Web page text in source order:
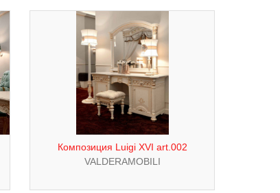
Композиция Luigi XVI art.002
VALDERAMOBILI